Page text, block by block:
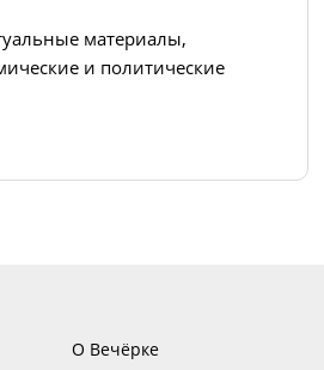
материалы,
и политические
О Вечёрке